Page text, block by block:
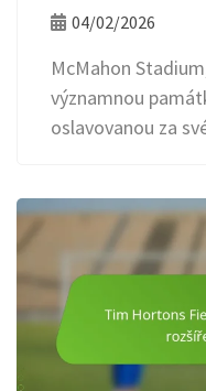
04/02/2026
McMahon
významnou
oslavovanou za